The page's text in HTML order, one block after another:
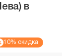
в
10% скидка